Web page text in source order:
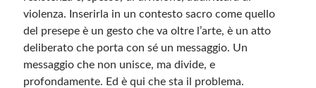
violenza. Inserirla in un contesto sacro come quello
del presepe è un gesto che va oltre l’arte, è un atto
deliberato che porta con sé un messaggio. Un
messaggio che non unisce, ma divide, e
profondamente. Ed è qui che sta il problema.